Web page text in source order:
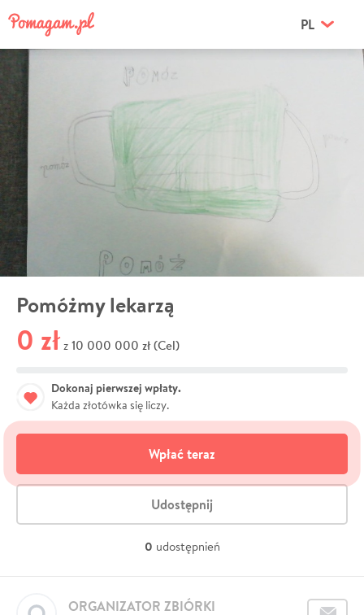
PL
Pomóżmy lekarzą
0 zł z 10 000 000 zł (Cel)
Dokonaj pierwszej wpłaty.
Każda złotówka się liczy.
Wpłać teraz
Udostępnij
0 udostępnień
ORGANIZATOR ZBIÓRKI